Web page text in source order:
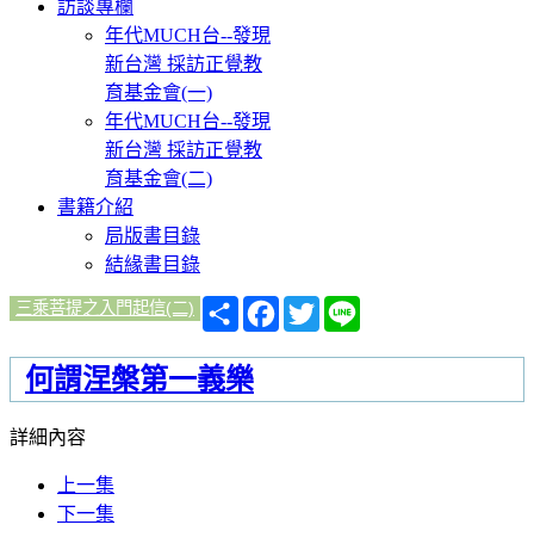
訪談專欄
年代MUCH台--發現
新台灣 採訪正覺教
育基金會(一)
年代MUCH台--發現
新台灣 採訪正覺教
育基金會(二)
書籍介紹
局版書目錄
結緣書目錄
三乘菩提之入門起信(二)
分
享
Facebook
Twitter
何謂涅槃第一義樂
詳細內容
上一集
下一集